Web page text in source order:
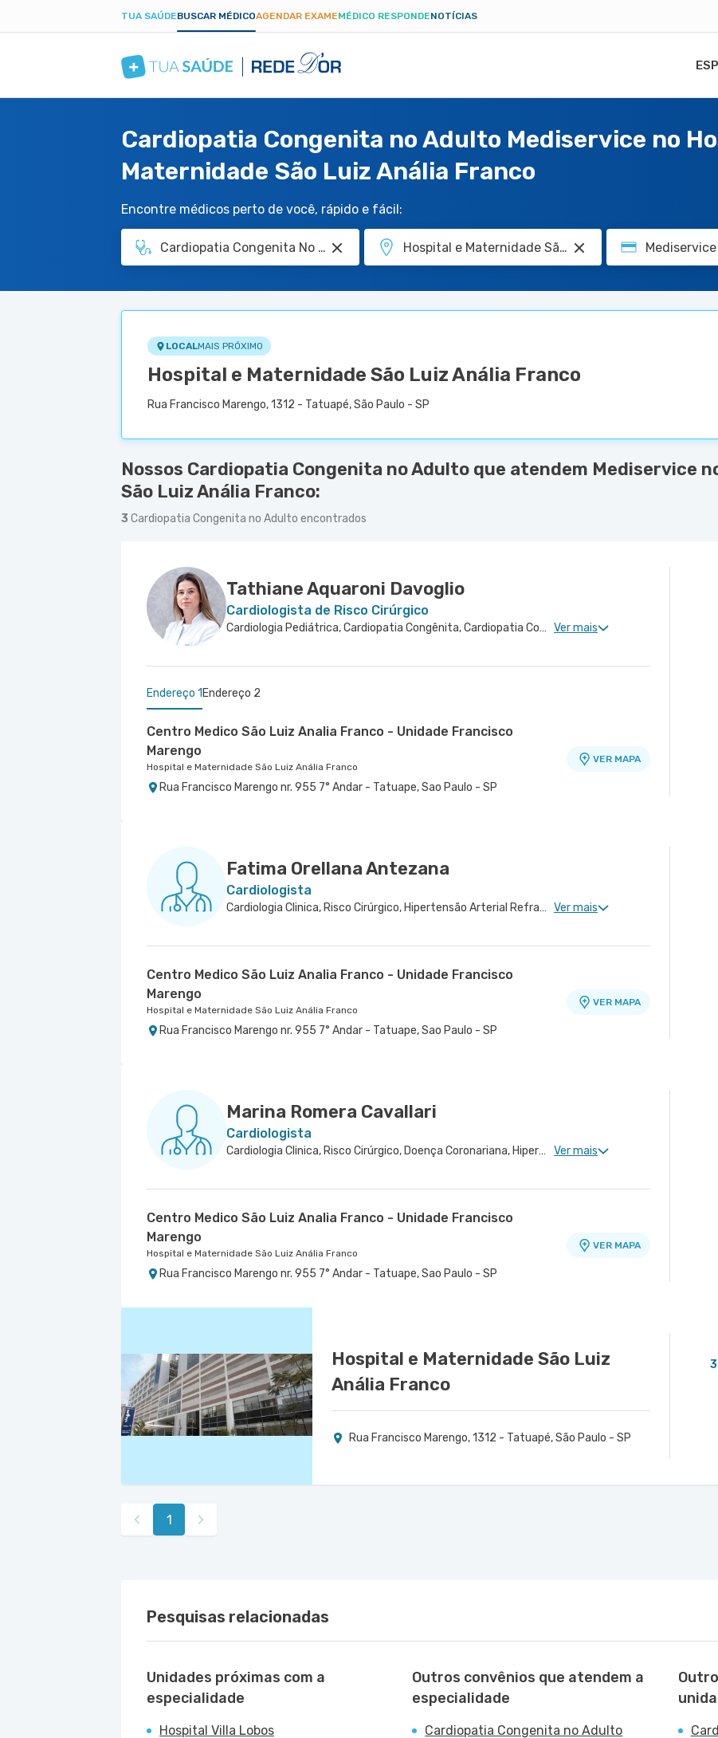
TUA SAÚDEBUSCAR MÉDICOAGENDAR EXAMEMÉDICO RESPONDENOTÍCIAS
Cardiopatia Congenita no Adulto Mediservice no
Maternidade São Luiz Anália Franco
Encontre médicos perto de você, rápido e fácil:
LOCALMAIS PRÓXIMO
Hospital e Maternidade São Luiz Anália Franco
Rua Francisco Marengo, 1312 - Tatuapé, São Paulo - SP
Nossos Cardiopatia Congenita no Adulto que atendem Mediservice
São Luiz Anália Franco:
3 Cardiopatia Congenita no Adulto encontrados
Tathiane Aquaroni Davoglio
Cardiologista de Risco Cirúrgico
Cardiologia Pediátrica, Cardiopatia Congênita, Cardiopatia Congênita Pediátrica Ver mais
Endereço 1 Endereço 2
Centro Medico São Luiz Analia Franco - Unidade Francisco
Marengo
Hospital e Maternidade São Luiz Anália Franco
Rua Francisco Marengo nr. 955 7° Andar - Tatuape, Sao Paulo - SP
VER MAPA
Fatima Orellana Antezana
Cardiologista
Cardiologia Clinica, Risco Cirúrgico, Hipertensão Arterial Refratária, Doença Coronariana, Cardiopatia Congênita Ver mais
Centro Medico São Luiz Analia Franco - Unidade Francisco
Marengo
Hospital e Maternidade São Luiz Anália Franco
Rua Francisco Marengo nr. 955 7° Andar - Tatuape, Sao Paulo - SP
VER MAPA
Marina Romera Cavallari
Cardiologista
Cardiologia Clinica, Risco Cirúrgico, Doença Coronariana, Hipertensão Arterial Refratária, Valvopatias, Insuficiência Cardíaca e Transplante, Cardiopatia Congênita Ver mais
Centro Medico São Luiz Analia Franco - Unidade Francisco
Marengo
Hospital e Maternidade São Luiz Anália Franco
Rua Francisco Marengo nr. 955 7° Andar - Tatuape, Sao Paulo - SP
VER MAPA
Hospital e Maternidade São Luiz
Anália Franco
Rua Francisco Marengo, 1312 - Tatuapé, São Paulo - SP
1
Pesquisas relacionadas
Unidades próximas com a
especialidade
Hospital Villa Lobos
Outros convênios que atendem a
especialidade
Cardiopatia Congenita no Adulto